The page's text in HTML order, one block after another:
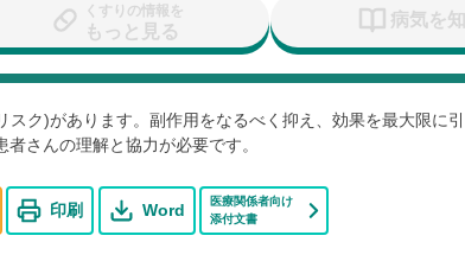
くすりの情報を
もっと見る
病気を
ク)があります。副作用をなるべく抑え、効果を最大限に
さんの理解と協力が必要です。
印刷 Word
医療関係者向け
添付文書